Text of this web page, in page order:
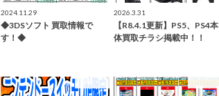
2024.11.29
◆3DSソフト 買取情報で
す！◆
2026.3.31
【R8.4.1更新】PS5、PS4本
体買取チラシ掲載中！！
イベント 万代高崎